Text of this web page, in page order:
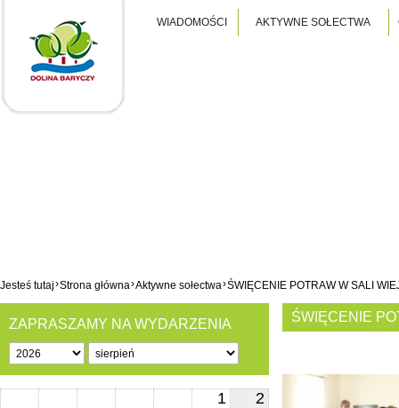
WIADOMOŚCI AKTYWNE SOŁECTWA
Jesteś tutaj›Strona główna›Aktywne sołectwa›ŚWIĘCENIE POTRAW W SALI
ZAPRASZAMY NA WYDARZENIA
1 2
ŚWIĘCENIE